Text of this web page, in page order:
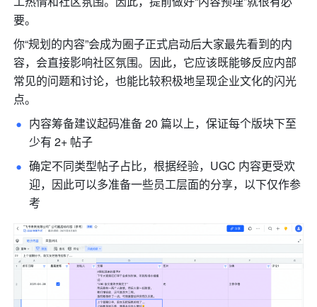
要。
你“规划的内容”会成为圈子正式启动后大家最先看到的内
容，会直接影响社区氛围。因此，它应该既能够反应内部
常见的问题和讨论，也能比较积极地呈现企业文化的闪光
点。
内容筹备建议起码准备 20 篇以上，保证每个版块下至
少有 2+ 帖子
确定不同类型帖子占比，根据经验，UGC 内容更受欢
迎，因此可以多准备一些员工层面的分享，以下仅作参
考